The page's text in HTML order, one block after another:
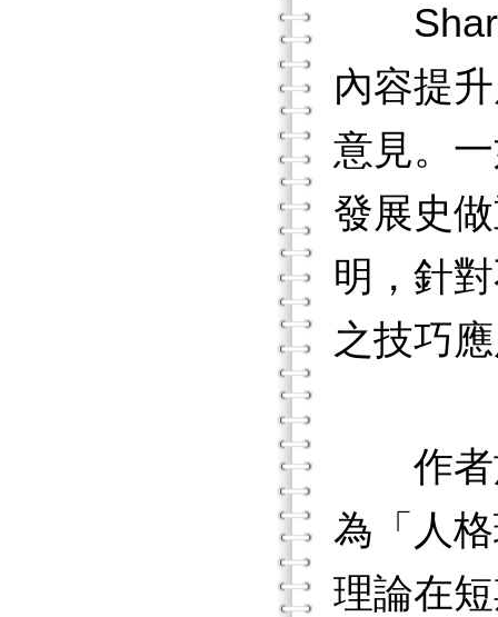
Sharf
內容提
意見。
發展史
明，針
之技巧
作者於
為「人
理論在